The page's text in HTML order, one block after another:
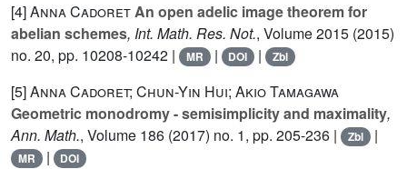
[4]Anna CadoretAn open adelic image theorem for
abelian schemes, Int. Math. Res. Not., Volume 2015 (2015)
no. 20, pp. 10208-10242 |
MR | DOI | Zbl
[5]Anna Cadoret; Chun-Yin Hui; Akio Tamagawa
Geometric monodromy - semisimplicity and maximality,
Ann. Math., Volume 186 (2017) no. 1, pp. 205-236 | Zbl |
MR | DOI